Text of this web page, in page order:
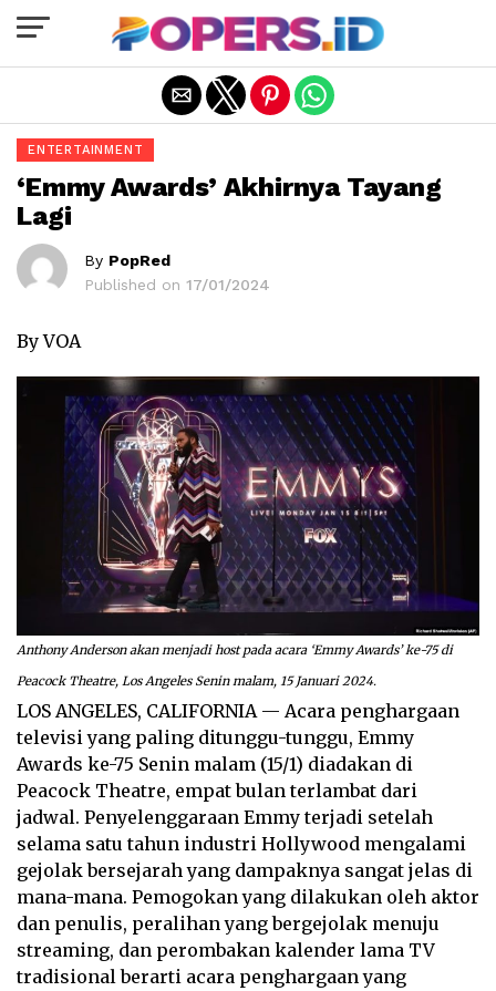
ENTERTAINMENT
‘Emmy Awards’ Akhirnya Tayang
Lagi
By PopRed
Published on 17/01/2024
By VOA
Anthony Anderson akan menjadi host pada acara ‘Emmy Awards’ ke-75 di
Peacock Theatre, Los Angeles Senin malam, 15 Januari 2024.
LOS ANGELES, CALIFORNIA — Acara penghargaan
televisi yang paling ditunggu-tunggu, Emmy
Awards ke-75 Senin malam (15/1) diadakan di
Peacock Theatre, empat bulan terlambat dari
jadwal. Penyelenggaraan Emmy terjadi setelah
selama satu tahun industri Hollywood mengalami
gejolak bersejarah yang dampaknya sangat jelas di
mana-mana. Pemogokan yang dilakukan oleh aktor
dan penulis, peralihan yang bergejolak menuju
streaming, dan perombakan kalender lama TV
tradisional berarti acara penghargaan yang
Exit mobile version